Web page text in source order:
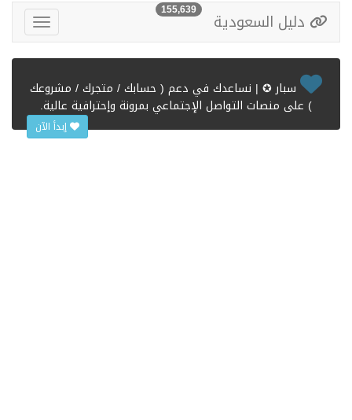
دليل السعودية 155,639
سبار ✪ | نساعدك في دعم ( حسابك / متجرك / مشروعك
) على منصات التواصل الإجتماعي بمرونة وإحترافية عالية.
إبدأ الآن